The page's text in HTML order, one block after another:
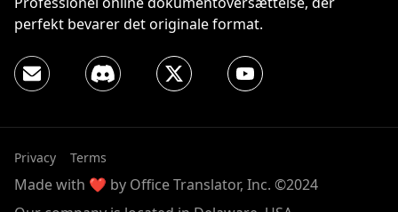
perfekt bevarer det originale format.
Privacy Terms
Made with ❤️ by Office Translator, Inc. ©2024